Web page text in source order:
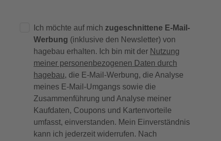
Ich möchte auf mich zugeschnittene E-Mail-
Werbung (inklusive den Newsletter) von
hagebau erhalten. Ich bin mit der Nutzung
meiner personenbezogenen Daten durch
hagebau, die E-Mail-Werbung, die Analyse
meines E-Mail-Umgangs sowie die
Zusammenführung und Analyse meiner
Kaufdaten, Coupons und Kartenvorteile
umfasst, einverstanden. Mein Einverständnis
kann ich jederzeit widerrufen. Nach